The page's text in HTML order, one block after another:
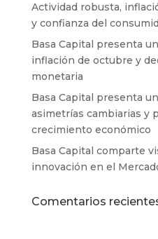
Actividad robusta,
y confianza del
Basa Capital presenta
inflación de octubre y
monetaria
Basa Capital presenta
asimetrías cambiarias y
crecimiento económico
Basa Capital comparte
innovación en el
Comentarios